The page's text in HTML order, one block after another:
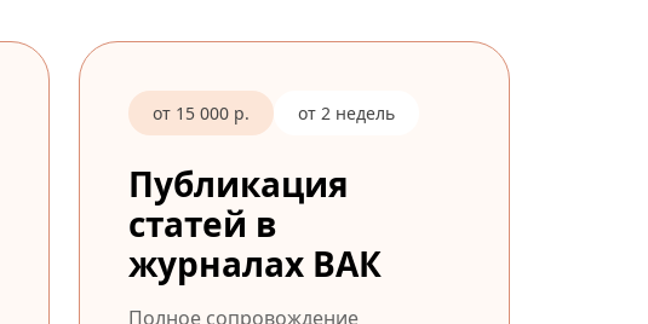
от 15 000 р. от 2 недель
Публикация
статей в
журналах ВАК
Полное сопровождение